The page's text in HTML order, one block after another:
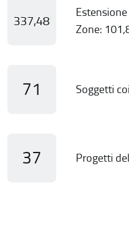
337,48
Zone:
71 Soggetti
37 Progetti